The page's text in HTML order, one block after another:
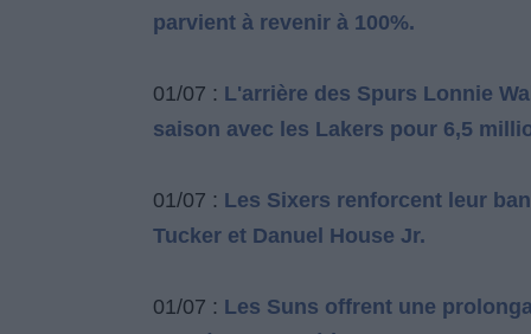
parvient à revenir à 100%.
01/07 : L'arrière des Spurs Lonnie
saison avec les Lakers pour 6,5
01/07 : Les Sixers renforcent leur
Tucker et Danuel House Jr.
01/07 : Les Suns offrent une